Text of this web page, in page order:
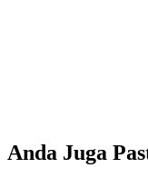
Anda Juga